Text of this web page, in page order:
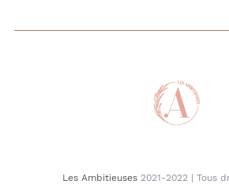
Les Ambitieuses 2021-2022 | Tous